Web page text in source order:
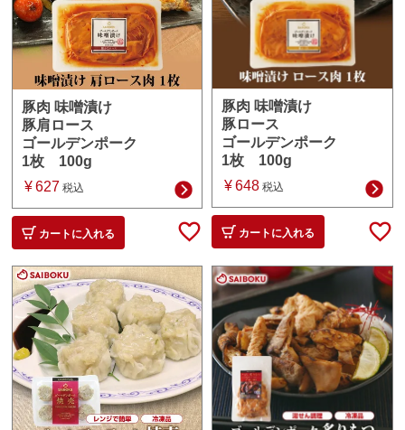
豚肉 味噌漬け
豚肩ロース
ゴールデンポーク
1枚 100g
¥ 627 税込
カートに入れる
豚肉 味噌漬け
豚ロース
ゴールデンポーク
1枚 100g
¥648 税込
カートに入れる